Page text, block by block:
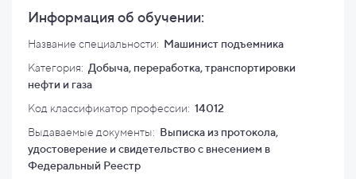
Информация об обучении:
Название специальности: Машинист подъемника
Категория: Добыча, переработка, транспортировки
нефти и газа
Код классификатор профессии: 14012
Выдаваемые документы: Выписка из протокола,
удостоверение и свидетельство с внесением в
Федеральный Реестр